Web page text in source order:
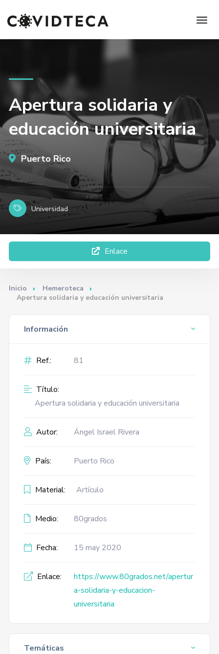
Apertura solidaria y
educación universitaria
Puerto Rico
Universidad
Enlace
Inicio
Hemeroteca
Apertura solidaria y educación universitaria
Información
Ref.: 81
Título:
Apertura solidaria y educación universitaria
Autor: Ángel Israel Rivera
País: Puerto Rico
Material: Artículo
Medio: 80grados
Fecha: 15 may 2020
Enlace:
https://www.80grados.net/apertur
a-solidaria-y-educacion-
universitaria
Temáticas